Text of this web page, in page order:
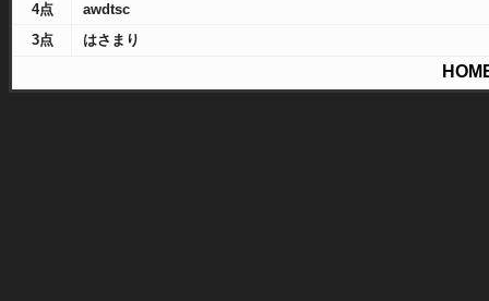
4点
awdtsc
3点
はさまり